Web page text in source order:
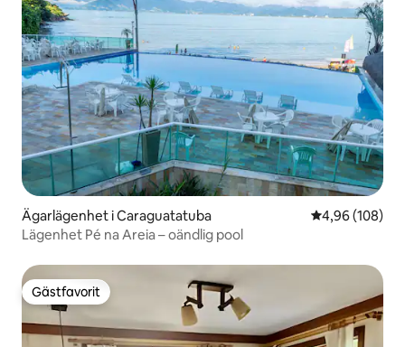
Ägarlägenhet i Caraguatatuba 4,96 av 5 i
4,96 (108)
Lägenhet Pé na Areia – oändlig pool
Gästfavorit
Gästfavorit